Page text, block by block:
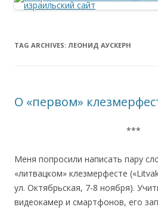
TAG ARCHIVES: ЛЕОНИД АУСКЕРН
О «первом»
***
Меня попросили написать пару
«литвацком» клезмерфесте
ул. Октябрьская, 7-8 ноября).
видеокамер и смартфонов, его